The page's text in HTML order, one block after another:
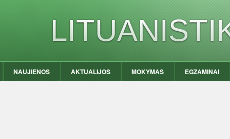
NAUJIENOS AKTUALIJOS MOKYMAS EGZAMINAI